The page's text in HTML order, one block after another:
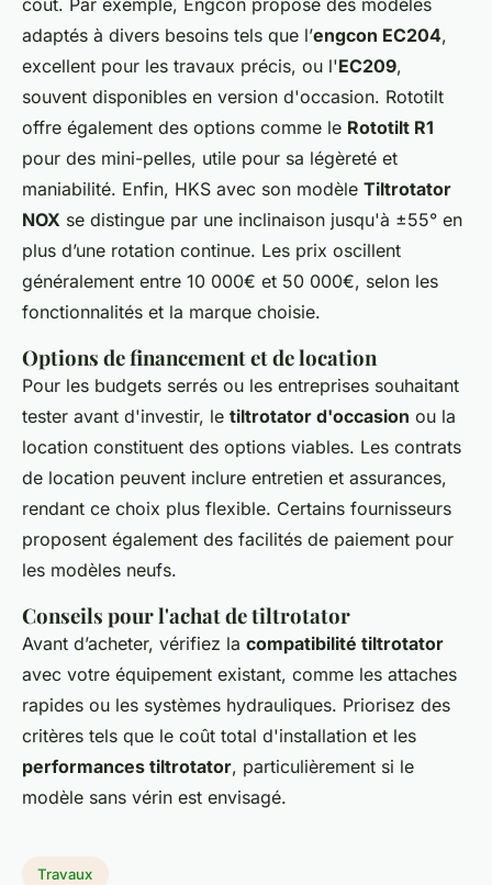
coût. Par exemple, Engcon propose des modèles
adaptés à divers besoins tels que l’engcon EC204,
excellent pour les travaux précis, ou l'EC209,
souvent disponibles en version d'occasion. Rototilt
offre également des options comme le Rototilt R1
pour des mini-pelles, utile pour sa légèreté et
maniabilité. Enfin, HKS avec son modèle Tiltrotator
NOX se distingue par une inclinaison jusqu'à ±55° en
plus d’une rotation continue. Les prix oscillent
généralement entre 10 000€ et 50 000€, selon les
fonctionnalités et la marque choisie.
Options de financement et de location
Pour les budgets serrés ou les entreprises souhaitant
tester avant d'investir, le tiltrotator d'occasion ou la
location constituent des options viables. Les contrats
de location peuvent inclure entretien et assurances,
rendant ce choix plus flexible. Certains fournisseurs
proposent également des facilités de paiement pour
les modèles neufs.
Conseils pour l'achat de tiltrotator
Avant d’acheter, vérifiez la compatibilité tiltrotator
avec votre équipement existant, comme les attaches
rapides ou les systèmes hydrauliques. Priorisez des
critères tels que le coût total d'installation et les
performances tiltrotator, particulièrement si le
modèle sans vérin est envisagé.
Travaux